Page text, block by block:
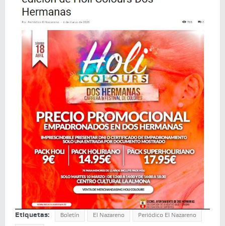
Etiquetas: Boletín El Nazareno Periódico El Nazareno